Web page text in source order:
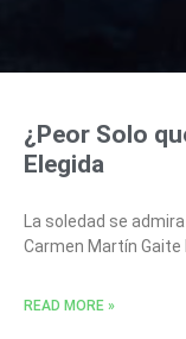
¿Peor Solo
Elegida
La soledad se
Carmen Martín
READ MORE »